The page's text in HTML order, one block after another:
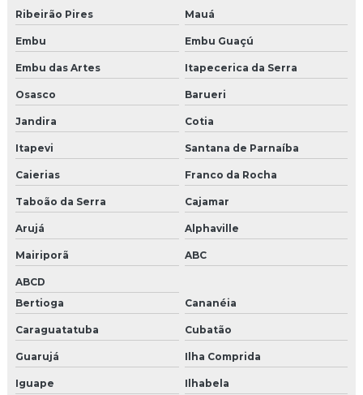
Ribeirão Pires Mauá
Embu Embu Guaçú
Embu das Artes Itapecerica da Serra
Osasco Barueri
Jandira Cotia
Itapevi Santana de Parnaíba
Caierias Franco da Rocha
Taboão da Serra Cajamar
Arujá Alphaville
Mairiporã ABC
ABCD
Bertioga
Cananéia
Caraguatatuba Cubatão
Guarujá Ilha Comprida
Iguape Ilhabela